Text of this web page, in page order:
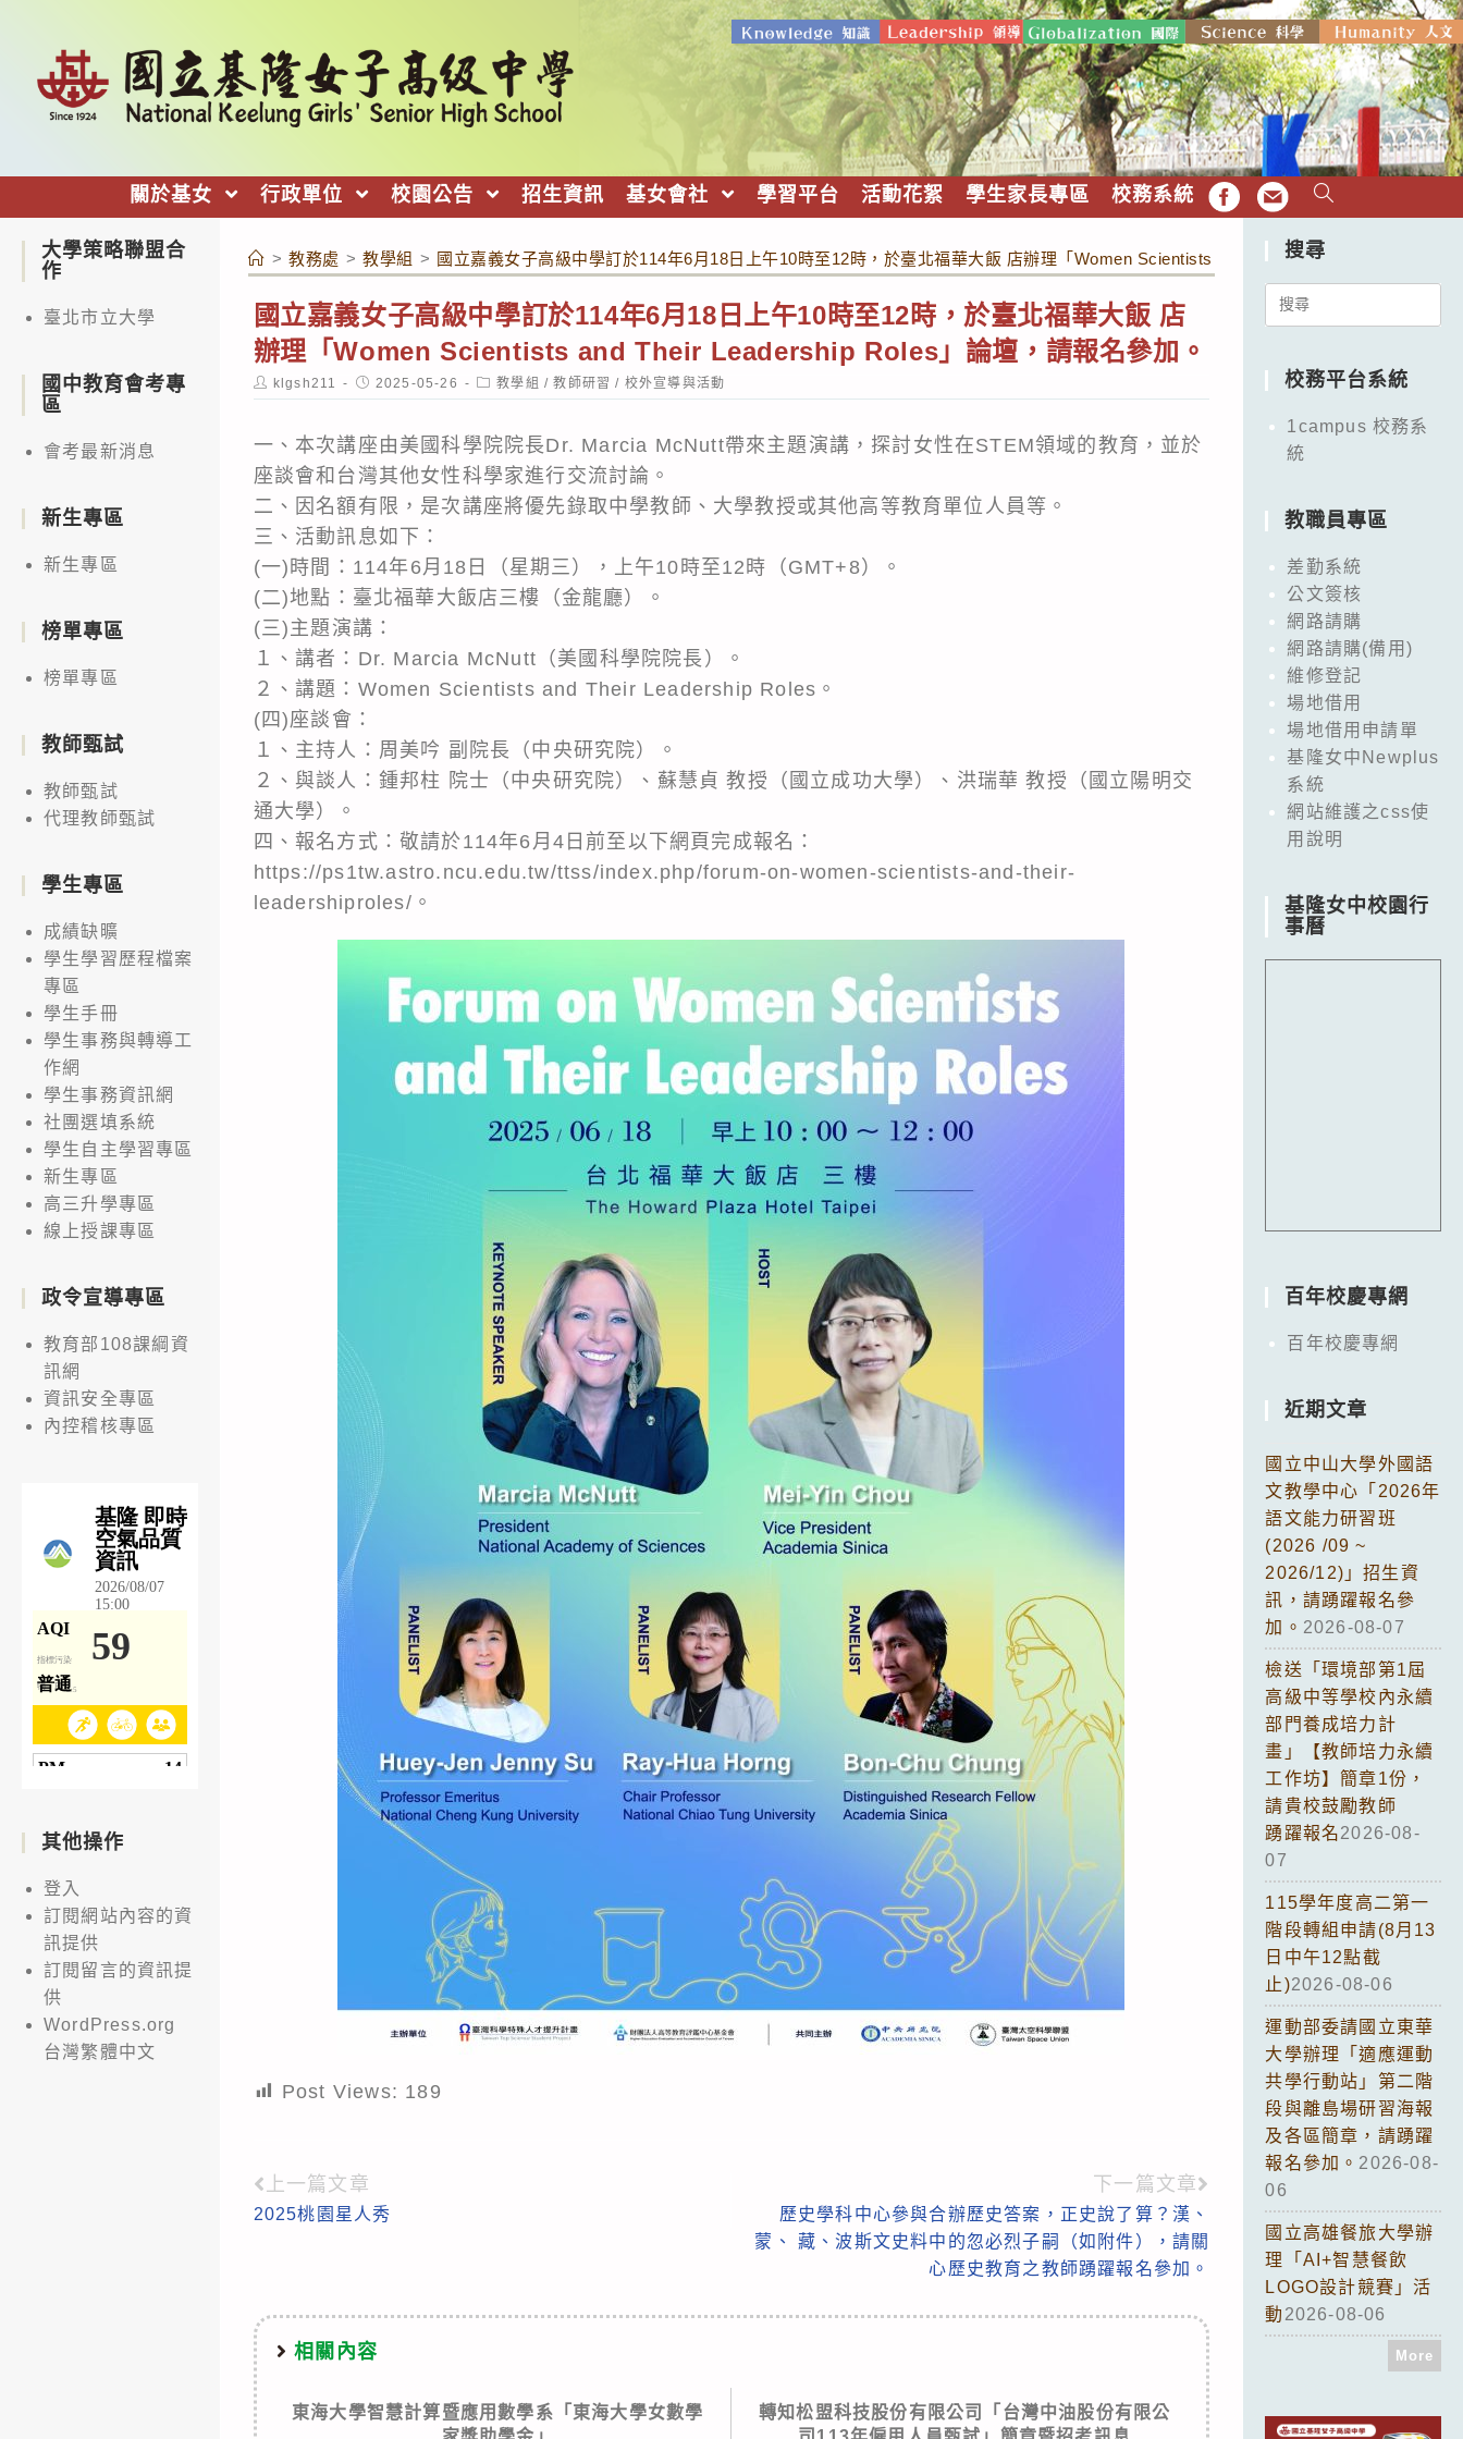
關於基女 行政單位 校園公告 招生資訊 基女會社 學習平台 活動花絮 學生家長專區 校務系統 FB EMAIL
> 教務處 > 教學組 > 國立嘉義女子高級中學訂於114年6月18日上午10時至12時，於臺北福華大飯 店辦理「Women Scientists and Their Leadership Roles」
國立嘉義女子高級中學訂於114年6月18日上午10時至12時，於臺北福華大飯 店
辦理「Women Scientists and Their Leadership Roles」論壇，請報名參加。
Post
author:
klgsh211
Post
published:
2025-05-26
Post
category:
教學組 / 教師研習 / 校外宣導與活動
一、本次講座由美國科學院院長Dr. Marcia McNutt帶來主題演講，探討女性在STEM領域的教育，並於
座談會和台灣其他女性科學家進行交流討論。
二、因名額有限，是次講座將優先錄取中學教師、大學教授或其他高等教育單位人員等。
三、活動訊息如下：
(一)時間：114年6月18日（星期三），上午10時至12時（GMT+8）。
(二)地點：臺北福華大飯店三樓（金龍廳）。
(三)主題演講：
１、講者：Dr. Marcia McNutt（美國科學院院長）。
２、講題：Women Scientists and Their Leadership Roles。
(四)座談會：
１、主持人：周美吟 副院長（中央研究院）。
２、與談人：鍾邦柱 院士（中央研究院）、蘇慧貞 教授（國立成功大學）、洪瑞華 教授（國立陽明交
通大學）。
四、報名方式：敬請於114年6月4日前至以下網頁完成報名：
https://ps1tw.astro.ncu.edu.tw/ttss/index.php/forum-on-women-scientists-and-their-
leadershiproles/。
Post Views: 189
Read
more
上一篇文章
2025桃園星人秀
下一篇文章
歷史學科中心參與合辦歷史答案，正史說了算？漢、
蒙、 藏、波斯文史料中的忽必烈子嗣（如附件），請關
心歷史教育之教師踴躍報名參加。
相關內容
東海大學智慧計算暨應用數學系「東海大學女數學
轉知松盟科技股份有限公司「台灣中油股份有限公
大學策略聯盟合
作
臺北市立大學
國中教育會考專
區
會考最新消息
新生專區
新生專區
榜單專區
榜單專區
教師甄試
教師甄試
代理教師甄試
學生專區
成績缺曠
學生學習歷程檔案
專區
學生手冊
學生事務與轉導工
作網
學生事務資訊網
社團選填系統
學生自主學習專區
新生專區
高三升學專區
線上授課專區
政令宣導專區
教育部108課綱資
訊網
資訊安全專區
內控稽核專區
其他操作
登入
訂閱網站內容的資
訊提供
訂閱留言的資訊提
供
WordPress.org
台灣繁體中文
搜尋
Search
校務平台系統
1campus 校務系
統
教職員專區
差勤系統
公文簽核
網路請購
網路請購(備用)
維修登記
場地借用
場地借用申請單
基隆女中Newplus
系統
網站維護之css使
用說明
基隆女中校園行
事曆
百年校慶專網
百年校慶專網
近期文章
國立中山大學外國語
文教學中心「2026年
語文能力研習班
(2026 /09 ~
2026/12)」招生資
訊，請踴躍報名參
加。 2026-08-07
檢送「環境部第1屆
高級中等學校內永續
部門養成培力計
畫」【教師培力永續
工作坊】簡章1份，
請貴校鼓勵教師
踴躍報名2026-08-
07
115學年度高二第一
階段轉組申請(8月13
日中午12點截
止)2026-08-06
運動部委請國立東華
大學辦理「適應運動
共學行動站」第二階
段與離島場研習海報
及各區簡章，請踴躍
報名參加。 2026-08-
06
國立高雄餐旅大學辦
理「AI+智慧餐飲
LOGO設計競賽」活
動 2026-08-06
More